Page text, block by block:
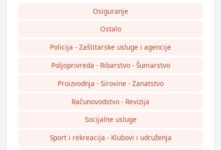
Osiguranje
Ostalo
Policija - Zaštitarske usluge i agencije
Poljoprivreda - Ribarstvo - Šumarstvo
Proizvodnja - Sirovine - Zanatstvo
Računovodstvo - Revizija
Socijalne usluge
Sport i rekreacija - Klubovi i udruženja